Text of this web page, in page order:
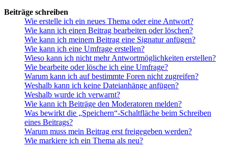
Beiträge schreiben
Wie erstelle ich ein neues Thema oder eine Antwort?
Wie kann ich einen Beitrag bearbeiten oder löschen?
Wie kann ich meinem Beitrag eine Signatur anfügen?
Wie kann ich eine Umfrage erstellen?
Wieso kann ich nicht mehr Antwortmöglichkeiten erstellen?
Wie bearbeite oder lösche ich eine Umfrage?
Warum kann ich auf bestimmte Foren nicht zugreifen?
Weshalb kann ich keine Dateianhänge anfügen?
Weshalb wurde ich verwarnt?
Wie kann ich Beiträge den Moderatoren melden?
Was bewirkt die „Speichern“-Schaltfläche beim Schreiben
eines Beitrags?
Warum muss mein Beitrag erst freigegeben werden?
Wie markiere ich ein Thema als neu?